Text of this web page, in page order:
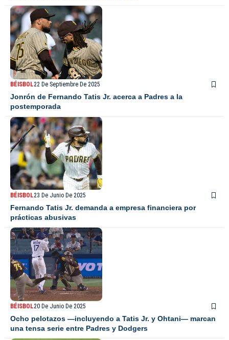
BÉISBOL22 De Septiembre De 2025
Jonrón de Fernando Tatis Jr. acerca a Padres a la
postemporada
BÉISBOL23 De Junio De 2025
Fernando Tatis Jr. demanda a empresa financiera por
prácticas abusivas
BÉISBOL20 De Junio De 2025
Ocho pelotazos —incluyendo a Tatis Jr. y Ohtani— marcan
una tensa serie entre Padres y Dodgers